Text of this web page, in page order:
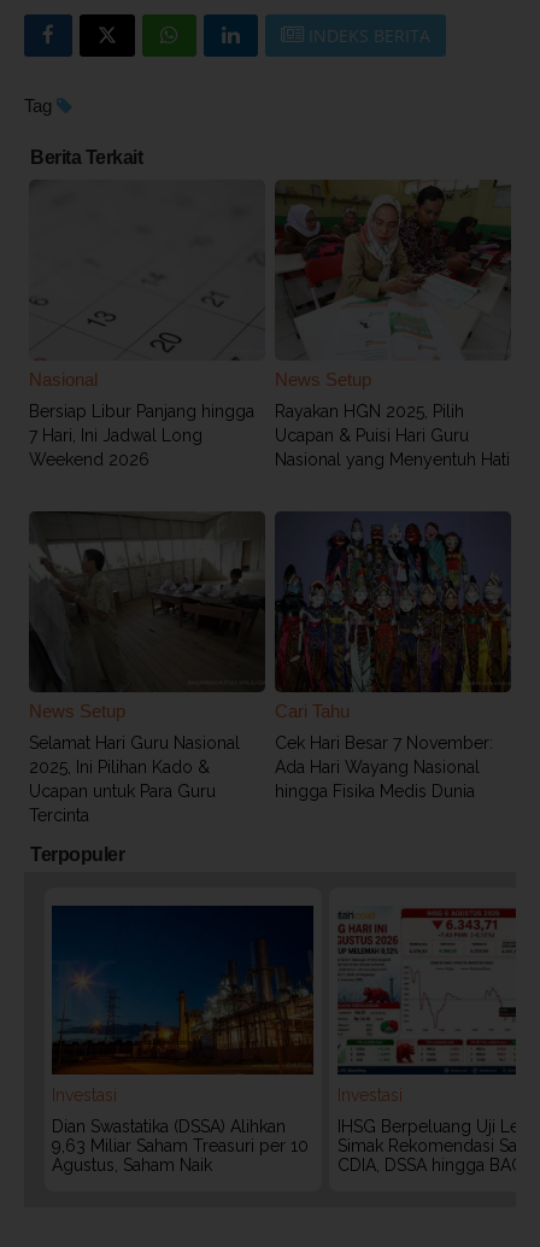
INDEKS BERITA
Tag
Berita Terkait
Nasional
Bersiap Libur Panjang hingga
7 Hari, Ini Jadwal Long
Weekend 2026
News Setup
Rayakan HGN 2025, Pilih
Ucapan & Puisi Hari Guru
Nasional yang Menyentuh Hati
News Setup
Selamat Hari Guru Nasional
2025, Ini Pilihan Kado &
Ucapan untuk Para Guru
Tercinta
Cari Tahu
Cek Hari Besar 7 November:
Ada Hari Wayang Nasional
hingga Fisika Medis Dunia
Terpopuler
Investasi
Dian Swastatika (DSSA) Alihkan
9,63 Miliar Saham Treasuri per 10
Agustus, Saham Naik
Investasi
IHSG Berpeluang Uji
Simak Rekomendasi
CDIA, DSSA hingga BACH